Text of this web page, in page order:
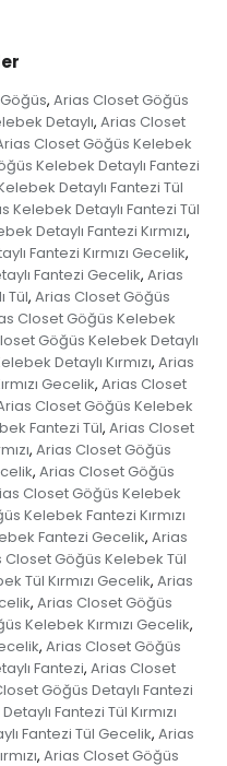
, Arias Closet Göğüs
Detaylı, Arias Closet
Closet Göğüs Kelebek
Kelebek Detaylı Fantezi
Detaylı Fantezi Tül
Kelebek Detaylı Fantezi Tül
Detaylı Fantezi Kırmızı,
Fantezi Kırmızı Gecelik,
Fantezi Gecelik, Arias
Tül, Arias Closet Göğüs
Closet Göğüs Kelebek
Göğüs Kelebek Detaylı
Detaylı Kırmızı, Arias
Gecelik, Arias Closet
Closet Göğüs Kelebek
Fantezi Tül, Arias Closet
, Arias Closet Göğüs
, Arias Closet Göğüs
Closet Göğüs Kelebek
Kelebek Fantezi Kırmızı
Fantezi Gecelik, Arias
Closet Göğüs Kelebek Tül
Tül Kırmızı Gecelik, Arias
, Arias Closet Göğüs
Kelebek Kırmızı Gecelik,
, Arias Closet Göğüs
Fantezi, Arias Closet
Göğüs Detaylı Fantezi
Fantezi Tül Kırmızı
Fantezi Tül Gecelik, Arias
, Arias Closet Göğüs